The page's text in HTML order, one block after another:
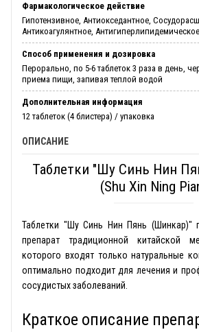
Фармакологическое действие
Гипотензивное, Антиокседантное,
Антикоагулянтное, Антигиперлипидемическое
Способ применения и дозировка
Перорально, по 5-6 таблеток 3 раза в день,
приема пищи, запивая теплой водой
Дополнительная информация
12 таблеток (4 блистера) / упаковка
ОПИСАНИЕ
Таблетки "Шу Синь Нин
(Shu Xin Ning
Таблетки "Шу Синь Нин Пянь (Шинкар)"
препарат традиционной китайской
которого входят только натуральные
оптимально подходит для лечения и
сосудистых заболеваний.
Краткое описание